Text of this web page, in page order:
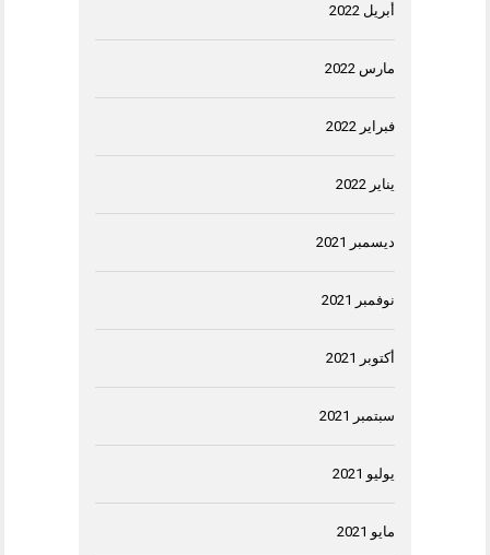
أبريل 2022
مارس 2022
فبراير 2022
يناير 2022
ديسمبر 2021
نوفمبر 2021
أكتوبر 2021
سبتمبر 2021
يوليو 2021
مايو 2021